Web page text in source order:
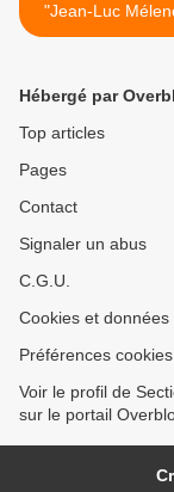
"Jean-Luc
jamais voulu
Hébergé par
Top articles
Pages
Contact
Signaler un abus
C.G.U.
Cookies et
Préférences cookies
Voir le profil de
sur le portail